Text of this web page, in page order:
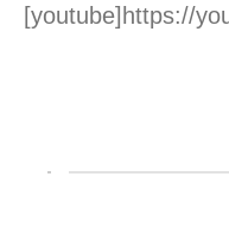
[youtube]https://